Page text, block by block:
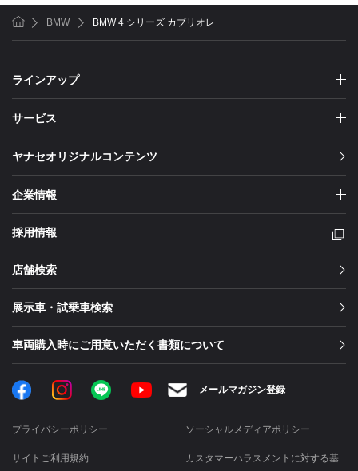
ホームBMW BMW 4 シリーズ カブリオレ
ラインアップ
サービス
ヤナセオリジナルコンテンツ
企業情報
採用情報
店舗検索
展示車・試乗車検索
車両購入時にご用意いただく書類について
FacebookInstagramLINE YouTube メールマガジン登録
プライバシーポリシー ソーシャルメディアポリシー
サイトご利用規約
カスタマーハラスメントに対する基